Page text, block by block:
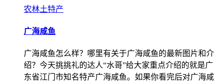
农林土特产
广海咸鱼
广海咸鱼怎么样？哪里有关于广海咸鱼的最新图片和介
绍？今天挑挑礼的达人“水哥”给大家重点介绍的就是广
东省江门市知名特产广海咸鱼。如果你看完后对广海咸